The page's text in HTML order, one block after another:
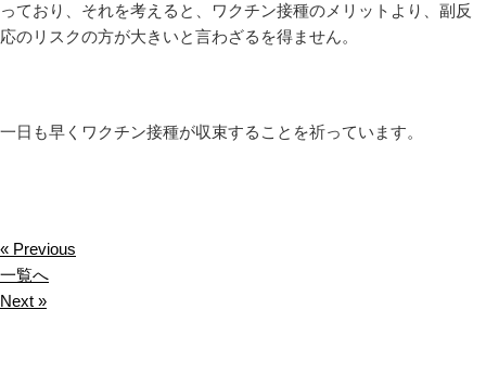
っており、それを考えると、ワクチン接種のメリットより、副反
応のリスクの方が大きいと言わざるを得ません。
一日も早くワクチン接種が収束することを祈っています。
« Previous
一覧へ
Next »